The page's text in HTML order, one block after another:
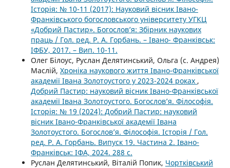
Історія: № 10-11 (2017): Науковий вісник Івано-
Франківського богословського університету УГКЦ
«Добрий Пастир». Богослов’я: Збірник наукових
праць / Гол. ред. Р. А. Горбань. – Івано- Франківськ:
ІФБУ, 2017. – Вип. 10-11.
Олег Білоус, Руслан Делятинський, Ольга (с. Андрея)
Маслій, Хроніка наукового життя Івано-Франківської
академії Івана Золотоустого у 2023-2024 роках ,
Добрий Пастир: науковий вісник Івано-Франківської
академії Івана Золотоустого. Богослов’я. Філософія.
Історія: № 19 (2024): Добрий Пастир: науковий
вісник Івано-Франківської академії Івана
Золотоустого. Богослов’я. Філософія. Історія / Гол.
ред. Р. А. Горбань. Випуск 19. Частина 2. Івано-
Франківськ: ІФА, 2024. 288 с.
Руслан Делятинський, Віталій Попик, Чортківський